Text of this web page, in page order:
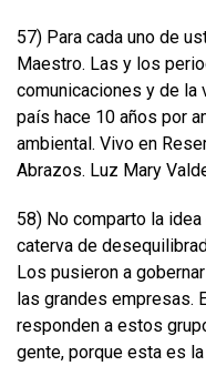
57) Para cada uno de
Maestro. Las y los
comunicaciones y de la
país hace 10 años por
ambiental. Vivo en
Abrazos. Luz Mary
58) No comparto la
caterva de
Los pusieron a
las grandes empresas.
responden a estos
gente, porque esta es